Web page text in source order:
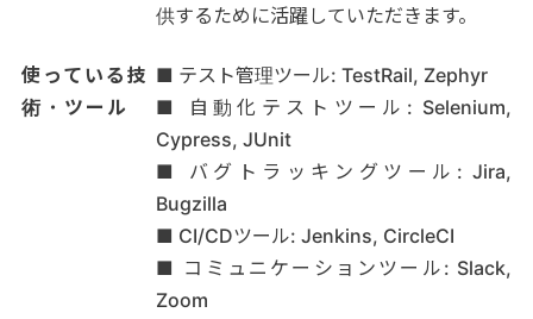
供するために活躍していただきます。
使っている技
術・ツール
■ テスト管理ツール: TestRail, Zephyr
■ 自動化テストツール: Selenium,
Cypress, JUnit
■ バグトラッキングツール: Jira,
Bugzilla
■ CI/CDツール: Jenkins, CircleCI
■ コミュニケーションツール: Slack,
Zoom